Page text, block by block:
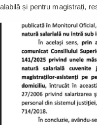
și pentru magistrați,